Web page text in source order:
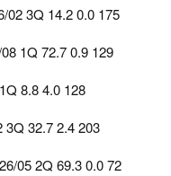
02 3Q 14.2 0.0 175
1Q 72.7 0.9 129
8.8 4.0 128
3Q 32.7 2.4 203
05 2Q 69.3 0.0 72